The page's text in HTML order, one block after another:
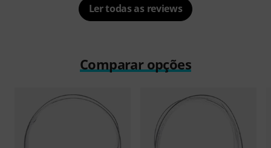
Ler todas as reviews
Comparar opções